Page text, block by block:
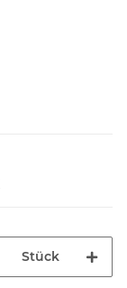
Stück